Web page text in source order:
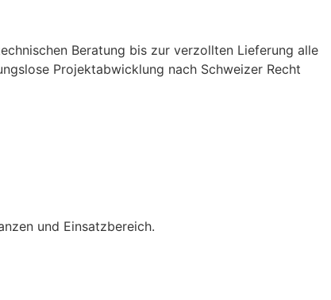
Beratung bis zur verzollten Lieferung alle
Projektabwicklung nach Schweizer Recht
und Einsatzbereich.